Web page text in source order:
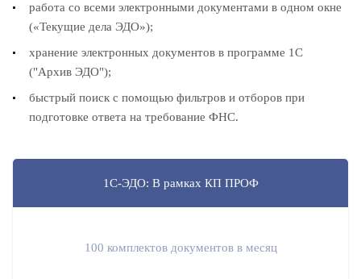
работа со всеми электронными документами в одном окне
(«Текущие дела ЭДО»);
хранение электронных документов в программе 1С
("Архив ЭДО");
быстрый поиск с помощью фильтров и отборов при
подготовке ответа на требование ФНС.
1С-ЭДО: В рамках КП ПРОФ
100 комплектов документов в месяц